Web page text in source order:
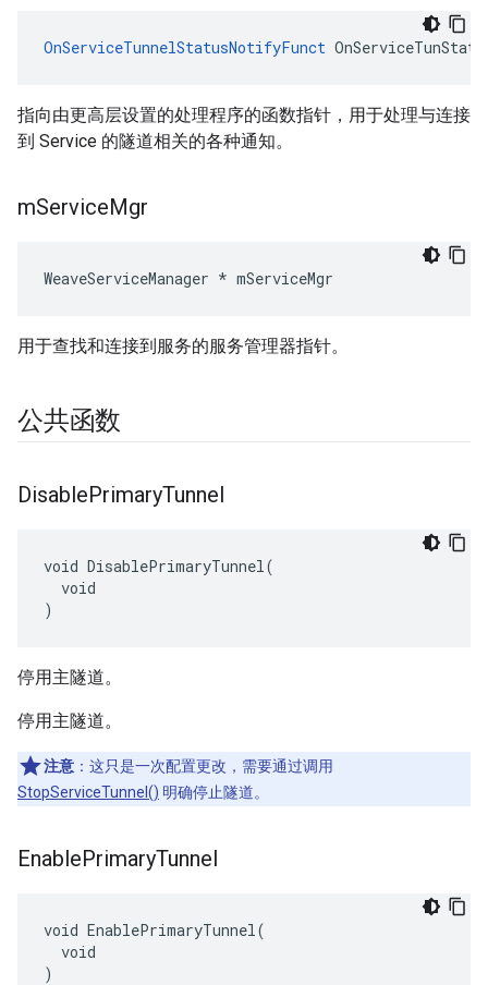
OnServiceTunnelStatusNotifyFunct
指向由更高层设置的处理程序的函数指针，用于处理与连接
到 Service 的隧道相关的各种通知。
mServiceMgr
WeaveServiceManager * mServiceMgr
用于查找和连接到服务的服务管理器指针。
公共函数
DisablePrimaryTunnel
void DisablePrimaryTunnel(
  void
)
停用主隧道。
停用主隧道。
注意 ：这只是一次配置更改，需要通过调用
StopServiceTunnel() 明确停止隧道。
EnablePrimaryTunnel
void EnablePrimaryTunnel(
  void
)